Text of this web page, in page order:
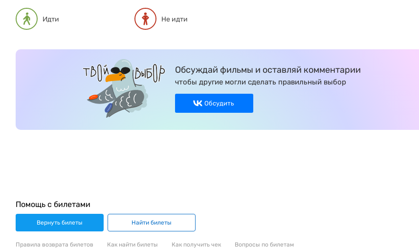
Идти Не идти
Обсуждай фильмы и оставляй комментарии
чтобы другие могли сделать правильный выбор
Обсудить
Помощь с билетами
Вернуть билеты Найти билеты
Правила возврата билетов Как найти билеты Как получить чек Вопросы по билетам